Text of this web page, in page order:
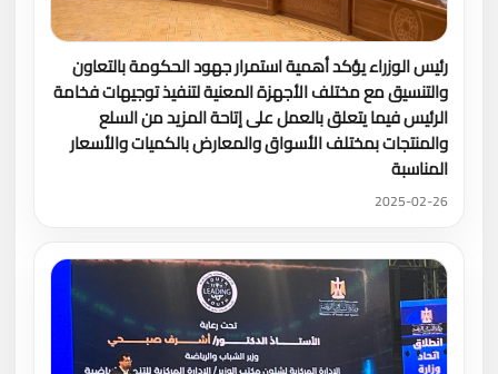
رئيس الوزراء يؤكد أهمية استمرار جهود الحكومة بالتعاون
والتنسيق مع مختلف الأجهزة المعنية لتنفيذ توجيهات فخامة
الرئيس فيما يتعلق بالعمل على إتاحة المزيد من السلع
والمنتجات بمختلف الأسواق والمعارض بالكميات والأسعار
المناسبة
2025-02-26